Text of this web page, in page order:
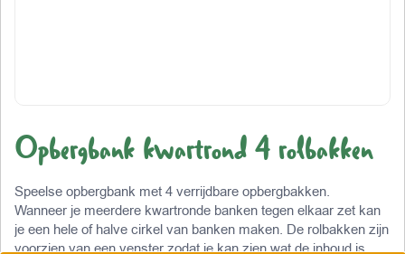
Opbergbank kwartrond 4 rolbakken
Speelse opbergbank met 4 verrijdbare opbergbakken.
Wanneer je meerdere kwartronde banken tegen elkaar zet kan
je een hele of halve cirkel van banken maken. De rolbakken zijn
voorzien van een venster zodat je kan zien wat de inhoud is.